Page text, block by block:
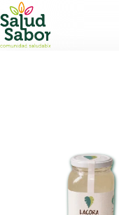
Saltar
al
contenido